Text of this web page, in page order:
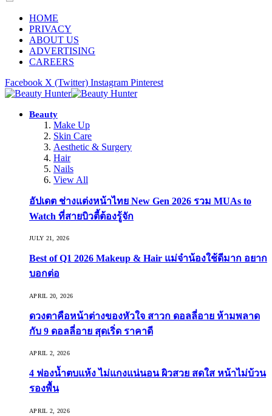
HOME
PRIVACY
ABOUT US
ADVERTISING
CAREERS
Facebook X (Twitter) Instagram Pinterest
Beauty
Make Up
Skin Care
Aesthetic & Surgery
Hair
Nails
View All
อัปเดต ช่างแต่งหน้าไทย New Gen 2026 รวม MUAs to
Watch ที่สายบิวตี้ต้องรู้จัก
JULY 21, 2026
Best of Q1 2026 Makeup & Hair แม่จ๋าน้องใช้ดีมาก อยาก
บอกต่อ
APRIL 20, 2026
ดวงตาคือหน้าต่างของหัวใจ สาวก ดอลลี่อาย ห้ามพลาด
กับ 9 ดอลลี่อาย สุดเริ่ด ราคาดี
APRIL 2, 2026
4 ฟองน้ำตบแห้ง ไม่แกงแน่นอน ผิวสวย สดใส หน้าไม่บ้วน
รองพื้น
APRIL 2, 2026